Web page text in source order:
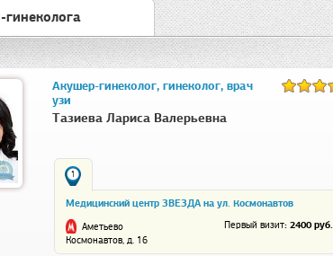
Акушер-гинеколог, гинеколог, врач
узи
Тазиева Лариса Валерьевна
1
Медицинский центр ЗВЕЗДА на ул. Космонавтов
Аметьево
Космонавтов, д. 16
Первый визит: 2400 руб.